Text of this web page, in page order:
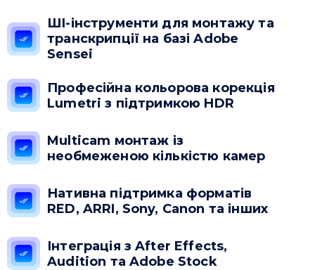
ШІ-інструменти для монтажу та
транскрипції на базі Adobe
Sensei
Професійна кольорова корекція
Lumetri з підтримкою HDR
Multicam монтаж із
необмеженою кількістю камер
Нативна підтримка форматів
RED, ARRI, Sony, Canon та інших
Інтеграція з After Effects,
Audition та Adobe Stock